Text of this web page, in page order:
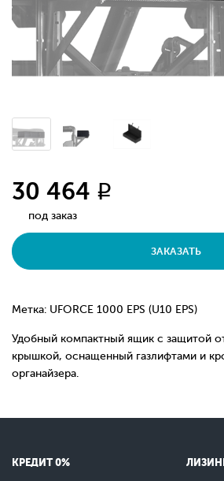
30 464 q
под заказ
ЗАКАЗАТЬ
Метка: UFORCE 1000 EPS (U10 EPS)
Удобный компактный ящик с защитой
крышкой, оснащенный газлифтами и
органайзера.
КРЕДИТ 0%